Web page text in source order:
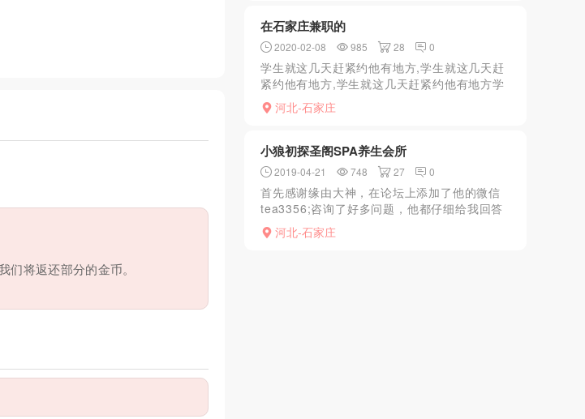
将返还部分的金币。
在石家庄兼职的
2020-02-08 985 28 0
学生就这几天赶紧约他有地方,学生就这几天赶
紧约他有地方,学生就这几天赶紧约他有地方学
生就这几天赶紧约他有地方
河北-石家庄
小狼初探圣阁SPA养生会所
2019-04-21 748 27 0
首先感谢缘由大神，在论坛上添加了他的微信
tea3356;咨询了好多问题，他都仔细给我回答
了，真有前辈风范，乃我狼界之楷模，哈哈！
言归正状，在缘由的推荐下小狼真是一头栽进
河北-石家庄